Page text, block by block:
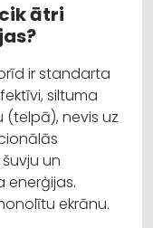
ātri
ir standarta
siltuma
(telpā), nevis uz
un
enerģijas.
ekrānu.